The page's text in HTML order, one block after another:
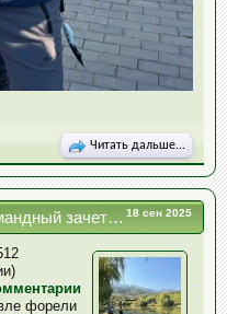
Читать дальше...
18 сен 2025
Турнир "Team Spirit Trophy" командный зачет 13.09.2025
форели